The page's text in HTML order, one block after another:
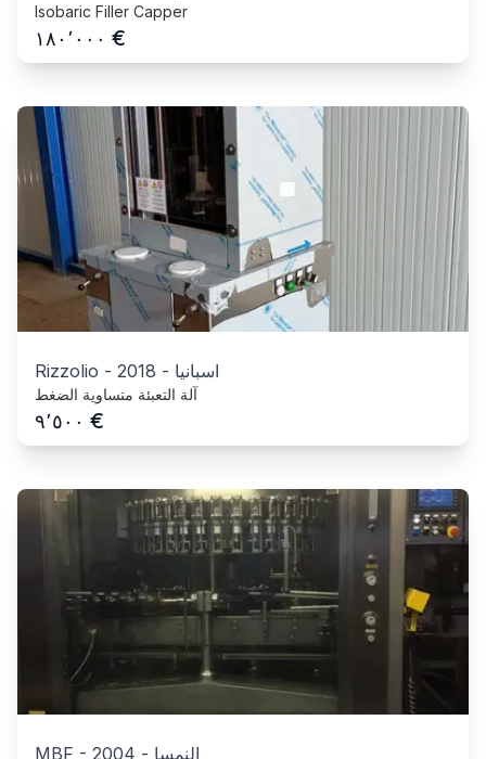
Isobaric Filler Capper
١٨٠٬٠٠٠ €
Rizzolio - 2018 - اسبانيا
آلة التعبئة متساوية الضغط
٩٬٥٠٠ €
MBF - 2004 - النمسا